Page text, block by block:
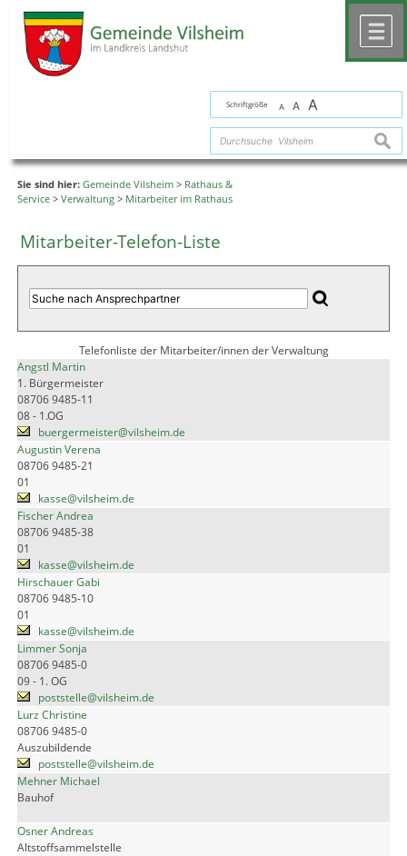
Schriftgröße A A A
Sie sind hier: Gemeinde Vilsheim > Rathaus &
Service > Verwaltung > Mitarbeiter im Rathaus
Mitarbeiter-Telefon-Liste
Telefonliste der Mitarbeiter/innen der Verwaltung
Angstl Martin
1. Bürgermeister
08706 9485-11
08 - 1.OG
buergermeister@vilsheim.de
Augustin Verena
08706 9485-21
01
kasse@vilsheim.de
Fischer Andrea
08706 9485-38
01
kasse@vilsheim.de
Hirschauer Gabi
08706 9485-10
01
kasse@vilsheim.de
Limmer Sonja
08706 9485-0
09 - 1. OG
poststelle@vilsheim.de
Lurz Christine
08706 9485-0
Auszubildende
poststelle@vilsheim.de
Mehner Michael
Bauhof
Osner Andreas
Altstoffsammelstelle